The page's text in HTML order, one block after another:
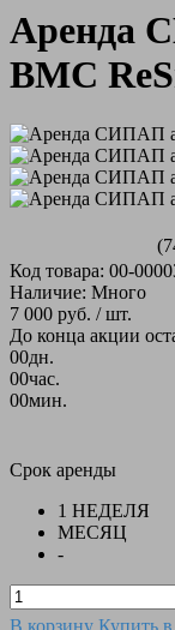
Аренда
BMC
Код товара: 00-
Наличие: Много
7 000 руб. / шт.
До конца акции
00дн.
00час.
00мин.
Срок аренды
1 НЕДЕЛЯ
МЕСЯЦ
-
В корзину Купить